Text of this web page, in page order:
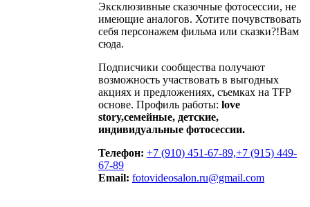
Эксклюзивные сказочные фотосессии, не
имеющие аналогов. Хотите почувствовать
себя персонажем фильма или сказки?!Вам
сюда.
Подписчики сообщества получают
возможность участвовать в выгодных
акциях и предложениях, съемках на TFP
основе. Профиль работы: love
story,семейные, детские,
индивидуальные фотосессии.
Телефон: +7 (910) 451-67-89,+7 (915) 449-
67-89
Email: fotovideosalon.ru@gmail.com